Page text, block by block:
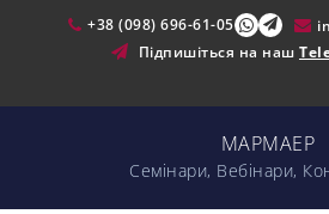
+38 (098) 696-61-05
Підпишіться на наш
МАРМАЕР
Cемінари, Вебінари,